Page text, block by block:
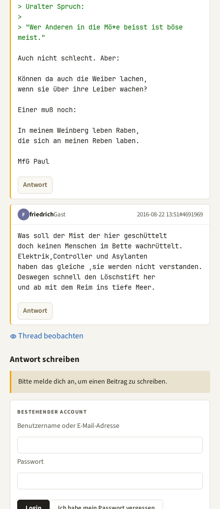
> Uralter Spruch:
>
> "Wer Anderen in die Mö*e beisst ist böse
meist."
Auch nicht schlecht. Aber:
Können da auch die Weiber lachen,
wenn sie über ihre Leiber wachen?
Einer muß noch:
In meinem Weinberg leben Raben,
die sich an meinen Reben laben.
MfG Paul
Antwort
F friedrichGast 2016-08-22 13:51#4691969
Was soll der Mist der hier geschüttelt
doch keinen Menschen im Bette wachrüttelt.
Elektrik,Controller und Asylanten
haben das gleiche ,sie werden nicht verstanden.
Deswegen schnell den Löschstift her
und ab mit dem Reim ins tiefe Meer.
Antwort
Thread beobachten
Antwort schreiben
Bitte melde dich an, um einen Beitrag zu schreiben.
BESTEHENDER ACCOUNT
Benutzername oder E-Mail-Adresse
Passwort